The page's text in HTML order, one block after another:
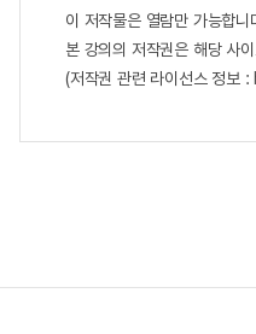
이 저작물은 열람만 가능합니
본 강의의 저작권은 해당
(저작권 관련 라이선스